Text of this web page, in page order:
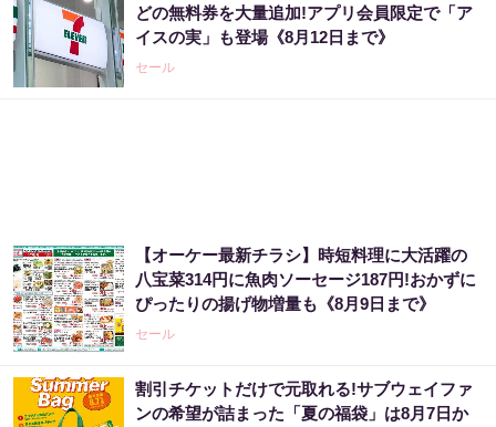
どの無料券を大量追加!アプリ会員限定で「ア
イスの実」も登場《8月12日まで》
セール
【オーケー最新チラシ】時短料理に大活躍の
八宝菜314円に魚肉ソーセージ187円!おかずに
ぴったりの揚げ物増量も《8月9日まで》
セール
割引チケットだけで元取れる!サブウェイファ
ンの希望が詰まった「夏の福袋」は8月7日か